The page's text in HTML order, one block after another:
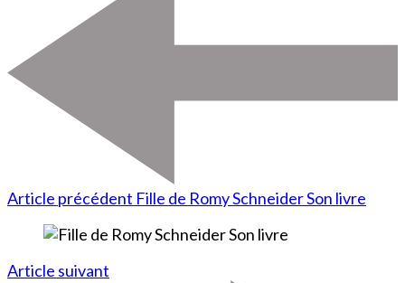
Article précédent Fille de Romy Schneider Son livre
Article suivant